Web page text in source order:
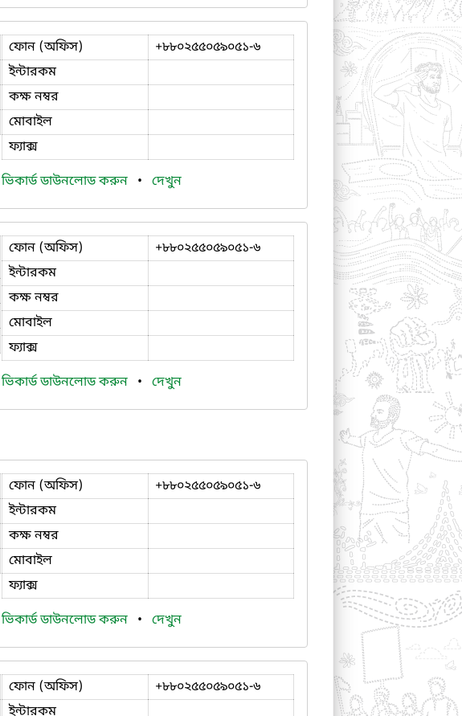
ফোন (অফিস)
+৮৮০২৫৫০৫৯০৫১-৬
ইন্টারকম
কক্ষ নম্বর
মোবাইল
ফ্যাক্স
ভিকার্ড ডাউনলোড করুন • দেখুন
ফোন (অফিস)
+৮৮০২৫৫০৫৯০৫১-৬
ইন্টারকম
কক্ষ নম্বর
মোবাইল
ফ্যাক্স
ভিকার্ড ডাউনলোড করুন • দেখুন
ফোন (অফিস)
+৮৮০২৫৫০৫৯০৫১-৬
ইন্টারকম
কক্ষ নম্বর
মোবাইল
ফ্যাক্স
ভিকার্ড ডাউনলোড করুন • দেখুন
ফোন (অফিস)
+৮৮০২৫৫০৫৯০৫১-৬
ইন্টারকম